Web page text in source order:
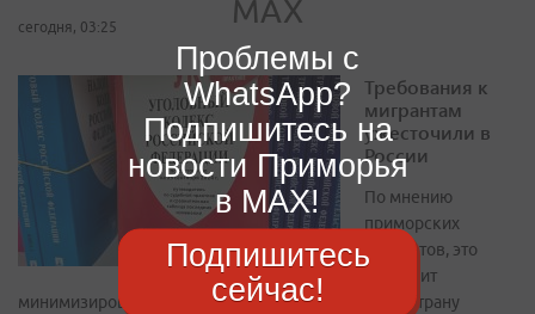
сегодня, 03:25
Требования к
мигрантам
ужесточили в
России
По мнению
приморских
экспертов, это
позволит
минимизировать приток «лишних» людей в нашу страну
Проблемы с
WhatsApp?
Подпишитесь на
новости Приморья
в MAX!
Подпишитесь
сейчас!